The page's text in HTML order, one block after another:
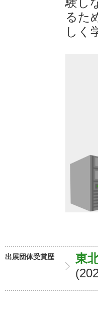
るた
しく
出展団体受賞歴
東